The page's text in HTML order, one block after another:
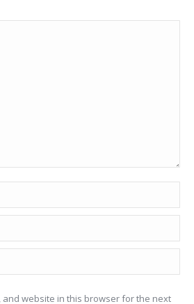
and website in this browser for the next